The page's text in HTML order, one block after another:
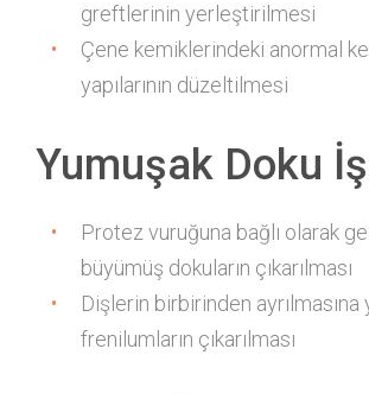
greftlerinin yerleştirilmesi
Çene kemiklerindeki anormal
yapılarının düzeltilmesi
Yumuşak Doku
Protez vuruğuna bağlı olarak
büyümüş dokuların çıkarılması
Dişlerin birbirinden ayrılmasına
frenilumların çıkarılması